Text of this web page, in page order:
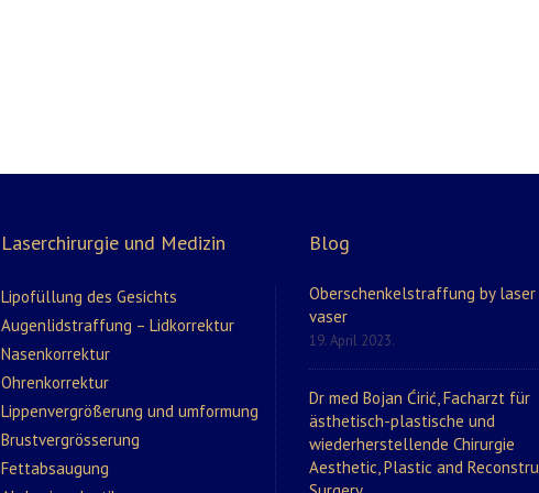
Laserchirurgie und Medizin
Lipofüllung des Gesichts
Augenlidstraffung – Lidkorrektur
Nasenkorrektur
Ohrenkorrektur
Lippenvergrößerung und umformung
Brustvergrösserung
Fettabsaugung
Blog
Oberschenkelstraffung by
vaser
19. April 2023.
Dr med Bojan Ćirić, Facharzt für
ästhetisch-plastische und
wiederherstellende Chirurgie
Aesthetic, Plastic and